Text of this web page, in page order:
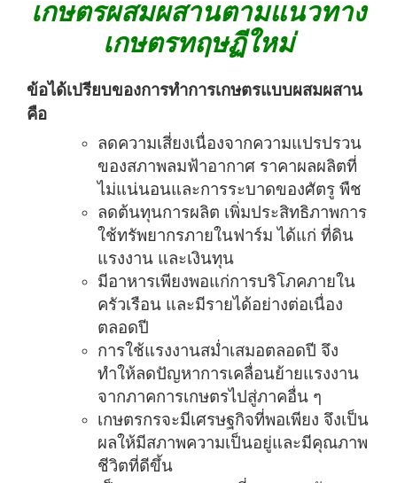
เกษตรผสมผสานตามแนวทาง
เกษตรทฤษฏีใหม่
ข้อได้เปรียบของการทำการเกษตรแบบผสมผสาน
คือ
ลดความเสี่ยงเนื่องจากความแปรปรวน
ของสภาพลมฟ้าอากาศ ราคาผลผลิตที่
ไม่แน่นอนและการระบาดของศัตรู พืช
ลดต้นทุนการผลิต เพิ่มประสิทธิภาพการ
ใช้ทรัพยากรภายในฟาร์ม ได้แก่ ที่ดิน
แรงงาน และเงินทุน
มีอาหารเพียงพอแก่การบริโภคภายใน
ครัวเรือน และมีรายได้อย่างต่อเนื่อง
ตลอดปี
การใช้แรงงานสม่ำเสมอตลอดปี จึง
ทำให้ลดปัญหาการเคลื่อนย้ายแรงงาน
จากภาคการเกษตรไปสู่ภาคอื่น ๆ
เกษตรกรจะมีเศรษฐกิจที่พอเพียง จึงเป็น
ผลให้มีสภาพความเป็นอยู่และมีคุณภาพ
ชีวิตที่ดีขึ้น